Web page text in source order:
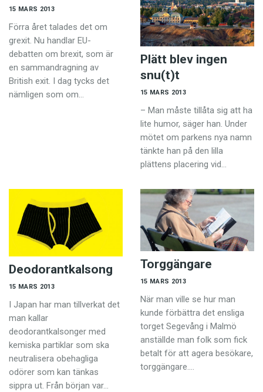
15 MARS 2013
Förra året talades det om
grexit. Nu handlar EU-
debatten om brexit, som är
en sammandragning av
British exit. I dag tycks det
nämligen som om…
Plätt blev ingen
snu(t)t
15 MARS 2013
– Man måste tillåta sig att ha
lite humor, säger han. Under
mötet om parkens nya namn
tänkte han på den lilla
plättens placering vid…
Deodorantkalsong
15 MARS 2013
I Japan har man tillverkat det
man kallar
deodorantkalsonger med
kemiska partiklar som ska
neutralisera obehagliga
odörer som kan tänkas
sippra ut. Från början var…
Torggängare
15 MARS 2013
När man ville se hur man
kunde förbättra det ensliga
torget Segevång i Malmö
anställde man folk som fick
betalt för att agera besökare,
torggängare.…